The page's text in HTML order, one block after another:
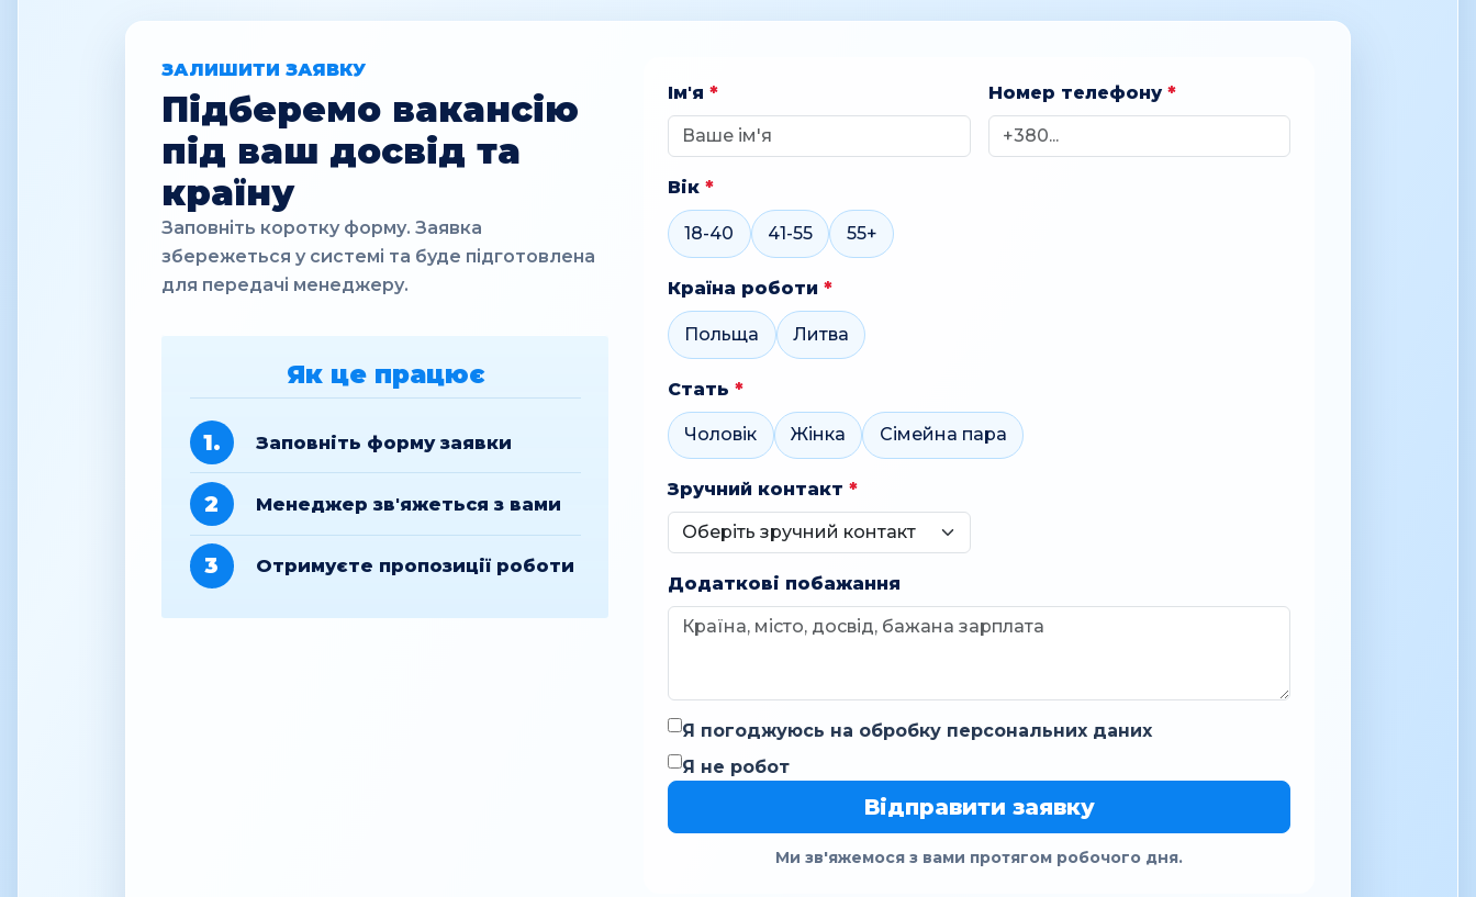
ЗАЛИШИТИ ЗАЯВКУ
Підберемо вакансію
під ваш досвід та
країну
Заповніть коротку форму. Заявка
збережеться у системі та буде підготовлена
для передачі менеджеру.
Як це працює
1. Заповніть форму заявки
2 Менеджер зв'яжеться з вами
3 Отримуєте пропозиції роботи
Ім'я * Номер телефону *
Вік *
18-40 41-55 55+
Країна роботи *
Польща Литва
Стать *
Чоловік Жінка Сімейна пара
Зручний контакт *
Додаткові побажання
Я погоджуюсь на обробку персональних даних
Я не робот
Відправити заявку
Ми зв'яжемося з вами протягом робочого дня.